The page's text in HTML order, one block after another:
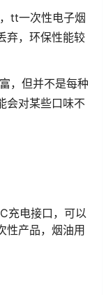
tt一次性电子烟
弃，环保性能较
，但并不是每种
会对某些口味不
充电接口，可以
性产品，烟油用